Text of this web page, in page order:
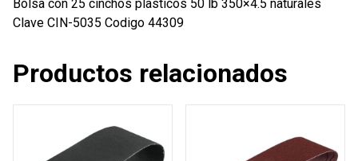
Bolsa con 25 cinchos plasticos 50 lb 350×4.5 naturales
Clave CIN-5035 Codigo 44309
Productos relacionados